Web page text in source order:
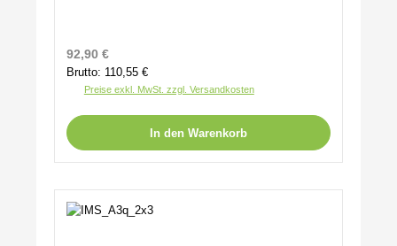
Regulärer Preis:
92,90 €
Brutto: 110,55 €
Preise exkl. MwSt. zzgl. Versandkosten
In den Warenkorb